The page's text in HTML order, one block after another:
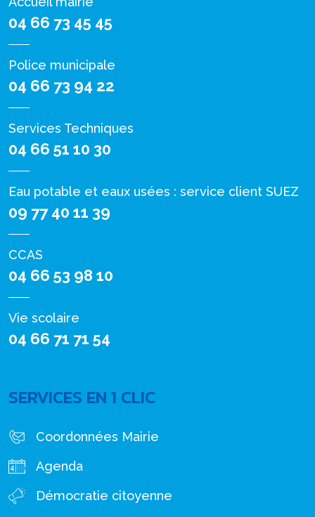
04 66 73 45 45
Police municipale
04 66 73 94 22
Services Techniques
04 66 51 10 30
Eau potable et eaux usées : service client SUEZ
09 77 40 11 39
CCAS
04 66 53 98 10
Vie scolaire
04 66 71 71 54
SERVICES EN 1 CLIC
Coordonnées Mairie
Agenda
Démocratie citoyenne